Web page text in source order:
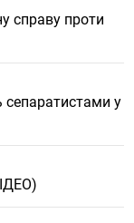
справу проти
у